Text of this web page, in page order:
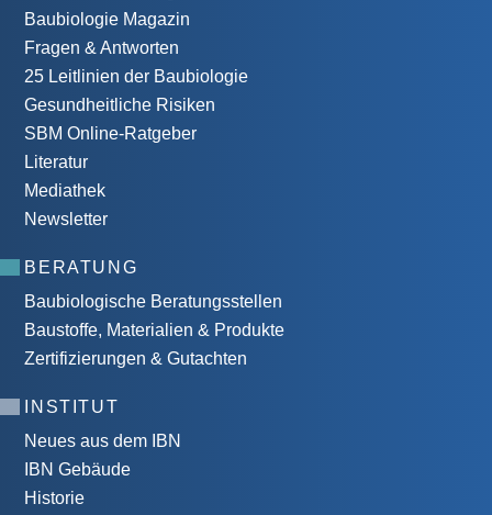
Baubiologie Magazin
Fragen & Antworten
25 Leitlinien der Baubiologie
Gesundheitliche Risiken
SBM Online-Ratgeber
Literatur
Mediathek
Newsletter
BERATUNG
Baubiologische Beratungsstellen
Baustoffe, Materialien & Produkte
Zertifizierungen & Gutachten
INSTITUT
Neues aus dem IBN
IBN Gebäude
Historie